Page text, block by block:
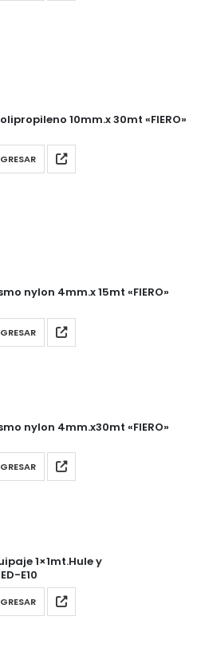
10mm.x 30mt «FIERO»
nylon 4mm.x 15mt «FIERO»
nylon 4mm.x30mt «FIERO»
1×1mt.Hule y
E10